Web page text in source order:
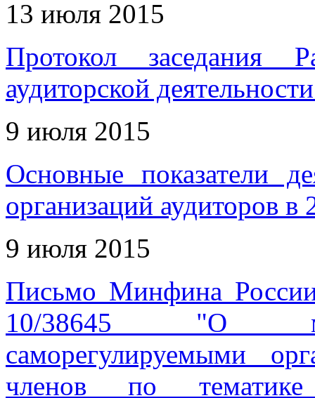
13 июля 2015
Протокол заседания
аудиторской
9 июля 2015
Основные показатели
организаций аудиторов в
9 июля 2015
Письмо Минфина
10/38645 "О
саморегулируемыми
членов по тематике